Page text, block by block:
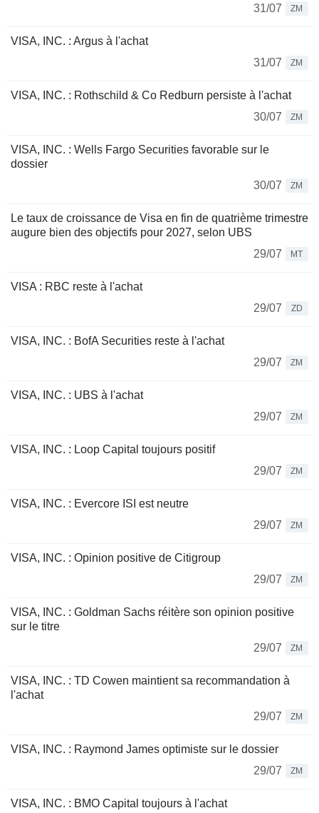
31/07 ZM
VISA, INC. : Argus à l'achat
31/07
ZM
VISA, INC. : Rothschild & Co Redburn persiste à l'achat
30/07
ZM
VISA, INC. : Wells Fargo Securities favorable sur le
dossier
30/07
ZM
Le taux de croissance de Visa en fin de quatrième trimestre
augure bien des objectifs pour 2027, selon UBS
29/07
MT
VISA : RBC reste à l'achat
29/07
ZD
VISA, INC. : BofA Securities reste à l'achat
29/07
ZM
VISA, INC. : UBS à l'achat
29/07
ZM
VISA, INC. : Loop Capital toujours positif
29/07
ZM
VISA, INC. : Evercore ISI est neutre
29/07
ZM
VISA, INC. : Opinion positive de Citigroup
29/07
ZM
VISA, INC. : Goldman Sachs réitère son opinion positive
sur le titre
29/07
ZM
VISA, INC. : TD Cowen maintient sa recommandation à
l'achat
29/07
ZM
VISA, INC. : Raymond James optimiste sur le dossier
29/07
ZM
VISA, INC. : BMO Capital toujours à l'achat